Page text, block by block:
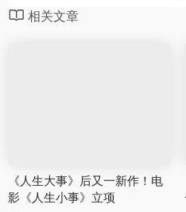
相关文章
《人生大事》后又一新作！电
影《人生小事》立项